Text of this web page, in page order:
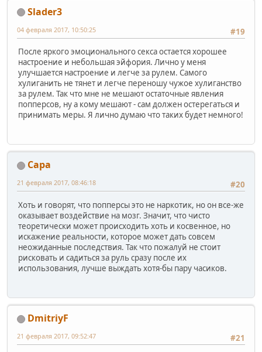
Slader3
#19
04 февраля 2017, 10:50:25
После яркого эмоционального секса остается хорошее
настроение и небольшая эйфория. Лично у меня
улучшается настроение и легче за рулем. Самого
хулиганить не тянет и легче переношу чужое хулиганство
за рулем. Так что мне не мешают остаточные явления
попперсов, ну а кому мешают - сам должен остерегаться и
принимать меры. Я лично думаю что таких будет немного!
Сара
#20
21 февраля 2017, 08:46:18
Хоть и говорят, что попперсы это не наркотик, но он все-же
оказывает воздействие на мозг. Значит, что чисто
теоретически может происходить хоть и косвенное, но
искажение реальности, которое может дать совсем
неожиданные последствия. Так что пожалуй не стоит
рисковать и садиться за руль сразу после их
использования, лучше выждать хотя-бы пару часиков.
DmitriyF
#21
21 февраля 2017, 09:52:47